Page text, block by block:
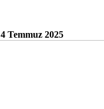
4 Temmuz 2025